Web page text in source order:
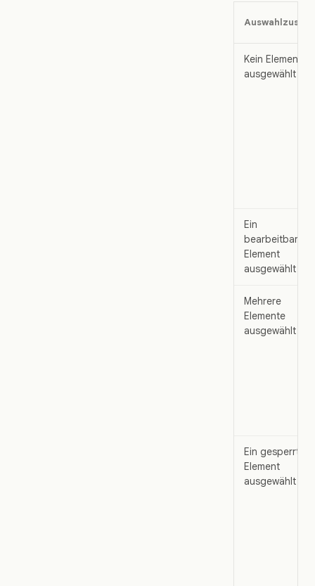
Kein Element
ausgewählt
Ein
bearbeitbares
Element
ausgewählt
Mehrere
Elemente
ausgewählt
Ein gesperrtes
Element
ausgewählt